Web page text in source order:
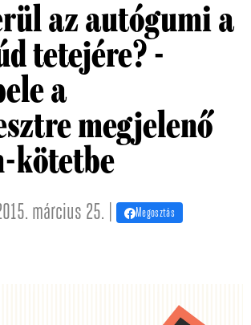
az autógumi a
tetejére? -
a
megjelenő
kötetbe
március 25. | Megosztás